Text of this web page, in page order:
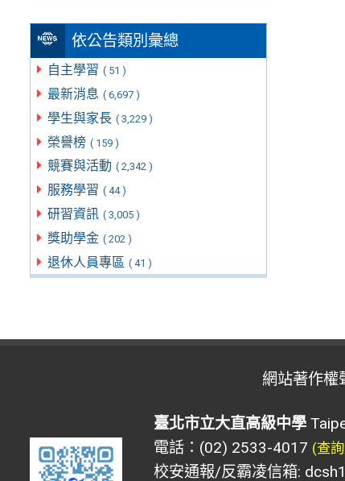
依公告類別彙總
自主學習 ( 51 )
最新消息 ( 6,697 )
學生與家長 ( 3,229 )
榮譽榜 ( 159 )
競賽與活動 ( 2,342 )
服務學習 ( 44 )
研習資訊 ( 3,005 )
獎助學金 ( 202 )
退休人員專區 ( 41 )
網站著作權
臺北市立大直高級中學
電話：(02) 2533-4017 (查
校安通報/反霸凌信箱: